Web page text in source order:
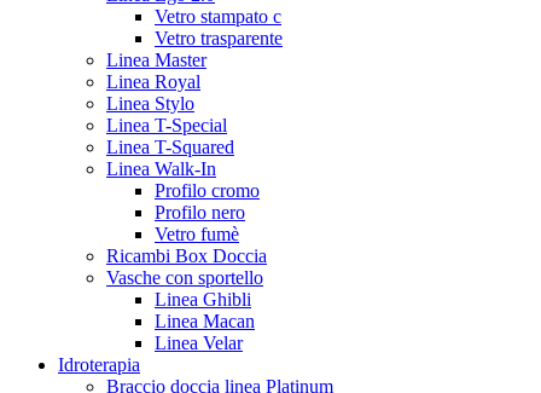
Vetro stampato c
Vetro trasparente
Linea Master
Linea Royal
Linea Stylo
Linea T-Special
Linea T-Squared
Linea Walk-In
Profilo cromo
Profilo nero
Vetro fumè
Ricambi Box Doccia
Vasche con sportello
Linea Ghibli
Linea Macan
Linea Velar
Idroterapia
Braccio doccia linea Platinum